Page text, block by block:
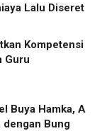
Lalu Diseret
Kompetensi
Guru
Buya Hamka, A
dengan Bung